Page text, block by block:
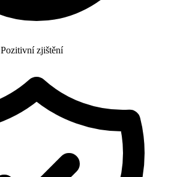
Pozitivní zjištění